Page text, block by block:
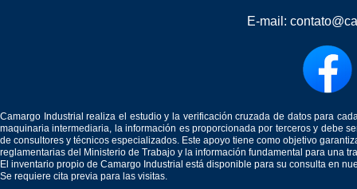
E-mail:
Camargo Industrial realiza el estudio y la verificación cruzada de datos para
maquinaria intermediaria, la información es proporcionada por terceros y debe
de consultores y técnicos especializados. Este apoyo tiene como objetivo
reglamentarias del Ministerio de Trabajo y la información fundamental para una
El inventario propio de Camargo Industrial está disponible para su consulta en
Se requiere cita previa para las visitas.